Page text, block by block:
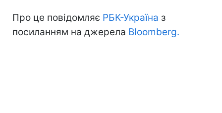
Про це повідомляє РБК-Україна з
посиланням на джерела Bloomberg.